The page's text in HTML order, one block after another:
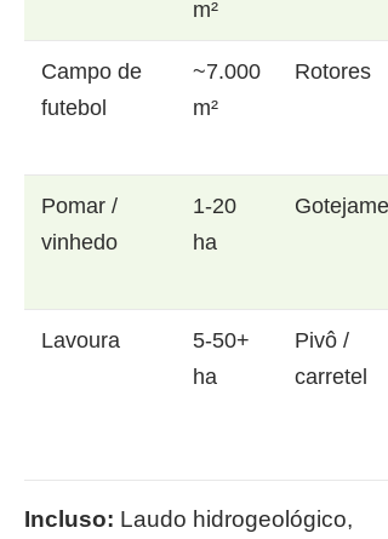
m²
Campo de
futebol
~7.000
m²
Rotores
Pomar /
vinhedo
1-20
ha
Lavoura
5-50+
ha
Pivô /
carretel
Incluso: Laudo hidrogeológico,